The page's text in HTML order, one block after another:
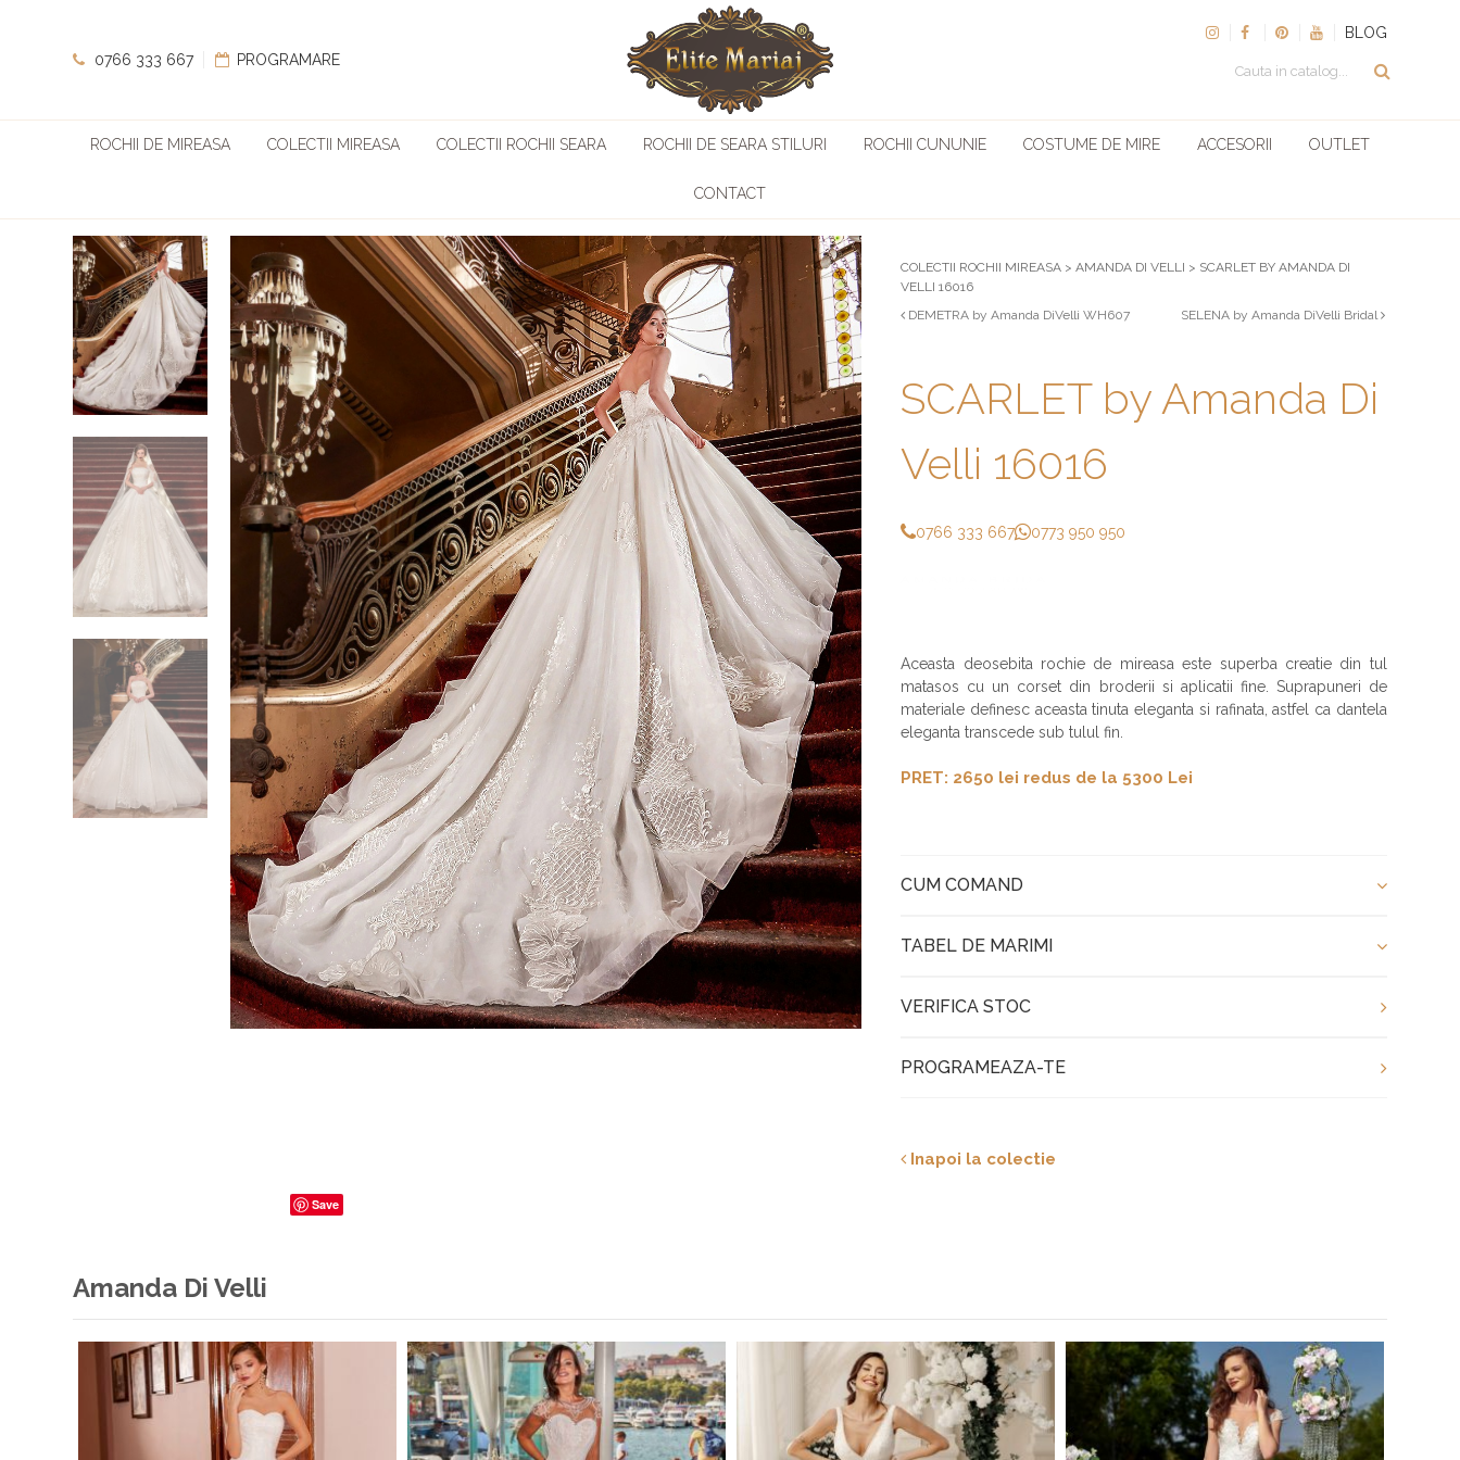
0766 333 667 PROGRAMARE
BLOG
ROCHII DE MIREASA COLECTII MIREASA COLECTII ROCHII SEARA ROCHII DE SEARA STILURI ROCHII CUNUNIE COSTUME DE MIRE ACCESORII OUTLET
CONTACT
COLECTII ROCHII MIREASA >AMANDA DI VELLI > SCARLET BY AMANDA DI
VELLI 16016
DEMETRA by Amanda DiVelli WH607
SELENA by Amanda DiVelli Bridal
SCARLET by Amanda Di
Velli 16016
0766 333 667 0773 950 950
Aceasta deosebita rochie de mireasa este superba creatie din tul
matasos cu un corset din broderii si aplicatii fine. Suprapuneri de
materiale definesc aceasta tinuta eleganta si rafinata, astfel ca dantela
eleganta transcede sub tulul fin.
PRET: 2650 lei redus de la 5300 Lei
CUM COMAND
TABEL DE MARIMI
VERIFICA STOC
PROGRAMEAZA-TE
Inapoi la colectie
Save
Amanda Di Velli